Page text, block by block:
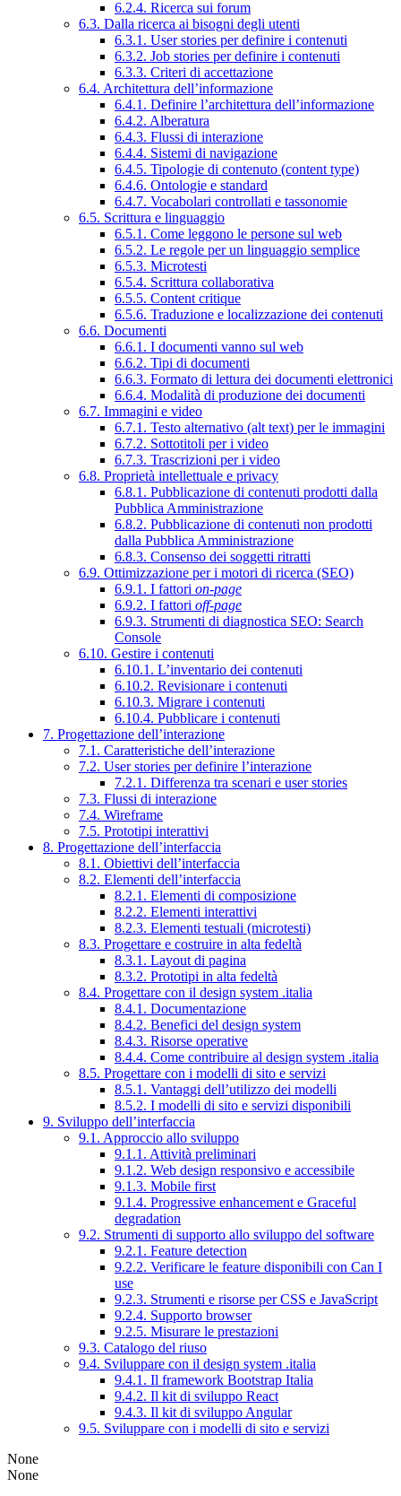
6.2.4. Ricerca sui forum
6.3. Dalla ricerca ai bisogni degli utenti
6.3.1. User stories per definire i contenuti
6.3.2. Job stories per definire i contenuti
6.3.3. Criteri di accettazione
6.4. Architettura dell’informazione
6.4.1. Definire l’architettura dell’informazione
6.4.2. Alberatura
6.4.3. Flussi di interazione
6.4.4. Sistemi di navigazione
6.4.5. Tipologie di contenuto (content type)
6.4.6. Ontologie e standard
6.4.7. Vocabolari controllati e tassonomie
6.5. Scrittura e linguaggio
6.5.1. Come leggono le persone sul web
6.5.2. Le regole per un linguaggio semplice
6.5.3. Microtesti
6.5.4. Scrittura collaborativa
6.5.5. Content critique
6.5.6. Traduzione e localizzazione dei contenuti
6.6. Documenti
6.6.1. I documenti vanno sul web
6.6.2. Tipi di documenti
6.6.3. Formato di lettura dei documenti elettronici
6.6.4. Modalità di produzione dei documenti
6.7. Immagini e video
6.7.1. Testo alternativo (alt text) per le immagini
6.7.2. Sottotitoli per i video
6.7.3. Trascrizioni per i video
6.8. Proprietà intellettuale e privacy
6.8.1. Pubblicazione di contenuti prodotti dalla
Pubblica Amministrazione
6.8.2. Pubblicazione di contenuti non prodotti
dalla Pubblica Amministrazione
6.8.3. Consenso dei soggetti ritratti
6.9. Ottimizzazione per i motori di ricerca (SEO)
6.9.1. I fattori on-page
6.9.2. I fattori off-page
6.9.3. Strumenti di diagnostica SEO: Search
Console
6.10. Gestire i contenuti
6.10.1. L’inventario dei contenuti
6.10.2. Revisionare i contenuti
6.10.3. Migrare i contenuti
6.10.4. Pubblicare i contenuti
7. Progettazione dell’interazione
7.1. Caratteristiche dell’interazione
7.2. User stories per definire l’interazione
7.2.1. Differenza tra scenari e user stories
7.3. Flussi di interazione
7.4. Wireframe
7.5. Prototipi interattivi
8. Progettazione dell’interfaccia
8.1. Obiettivi dell’interfaccia
8.2. Elementi dell’interfaccia
8.2.1. Elementi di composizione
8.2.2. Elementi interattivi
8.2.3. Elementi testuali (microtesti)
8.3. Progettare e costruire in alta fedeltà
8.3.1. Layout di pagina
8.3.2. Prototipi in alta fedeltà
8.4. Progettare con il design system .italia
8.4.1. Documentazione
8.4.2. Benefici del design system
8.4.3. Risorse operative
8.4.4. Come contribuire al design system .italia
8.5. Progettare con i modelli di sito e servizi
8.5.1. Vantaggi dell’utilizzo dei modelli
8.5.2. I modelli di sito e servizi disponibili
9. Sviluppo dell’interfaccia
9.1. Approccio allo sviluppo
9.1.1. Attività preliminari
9.1.2. Web design responsivo e accessibile
9.1.3. Mobile first
9.1.4. Progressive enhancement e Graceful
degradation
9.2. Strumenti di supporto allo sviluppo del software
9.2.1. Feature detection
9.2.2. Verificare le feature disponibili con Can I
use
9.2.3. Strumenti e risorse per CSS e JavaScript
9.2.4. Supporto browser
9.2.5. Misurare le prestazioni
9.3. Catalogo del riuso
9.4. Sviluppare con il design system .italia
9.4.1. Il framework Bootstrap Italia
9.4.2. Il kit di sviluppo React
9.4.3. Il kit di sviluppo Angular
9.5. Sviluppare con i modelli di sito e servizi
None
None